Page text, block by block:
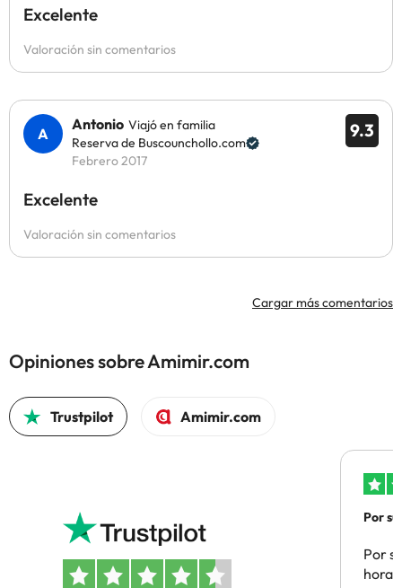
Excelente
Valoración sin comentarios
9.3
Antonio Viajó en familia
Reserva de Buscounchollo.com
Febrero 2017
Excelente
Valoración sin comentarios
Cargar más comentarios
Opiniones sobre Amimir.com
Trustpilot Amimir.com
Por
Por
hora